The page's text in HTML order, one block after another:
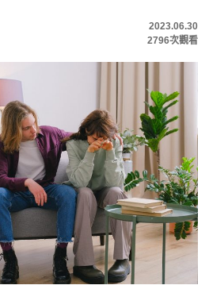
2023.06.30
2796次觀看